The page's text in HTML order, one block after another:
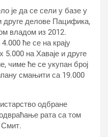
је да се сели у базе у
друге делове Пацифика,
владом из 2012.
ће се на крају
5.000 на Хаваје и друге
чиме ће се укупан број
смањити са 19.000
одбране
рата са том
Смит.